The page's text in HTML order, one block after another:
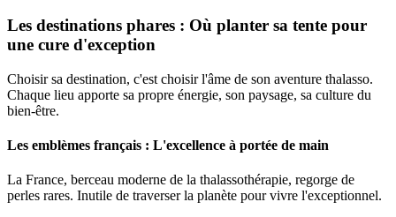
Les destinations phares : Où planter sa tente pour
une cure d'exception
Choisir sa destination, c'est choisir l'âme de son aventure thalasso.
Chaque lieu apporte sa propre énergie, son paysage, sa culture du
bien-être.
Les emblèmes français : L'excellence à portée de main
La France, berceau moderne de la thalassothérapie, regorge de
perles rares. Inutile de traverser la planète pour vivre l'exceptionnel.